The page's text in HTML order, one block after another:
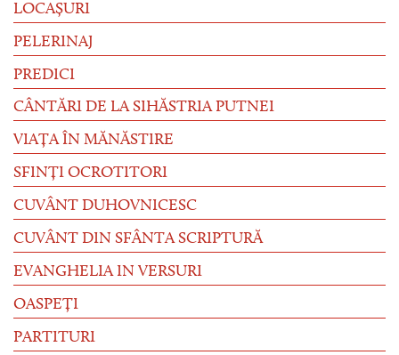
LOCAȘURI
PELERINAJ
PREDICI
CÂNTĂRI DE LA SIHĂSTRIA PUTNEI
VIAȚA ÎN MĂNĂSTIRE
SFINȚI OCROTITORI
CUVÂNT DUHOVNICESC
CUVÂNT DIN SFÂNTA SCRIPTURĂ
EVANGHELIA IN VERSURI
OASPEȚI
PARTITURI